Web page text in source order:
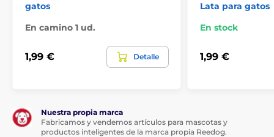
Vacuno 70 %, harina de guisante, aceite de salmón 1
gatos
En camino 1 ud.
1,99 € Detalle
Lata para gatos
En stock
1,99 €
Nuestra propia marca
Fabricamos y vendemos artículos para mascotas y
productos inteligentes de la marca propia Reedog.